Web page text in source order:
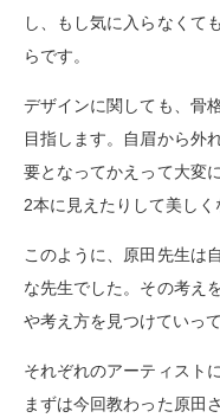
し、もし気に入らなくて
らです。
デザインに関しても、骨
目指します。自眉から外
要となってかえって大変
2本に見えたりして美しく
このように、原田先生は
な先生でした。その考え
や考え方を見つけていっ
それぞれのアーティスト
まずは今回教わった原田